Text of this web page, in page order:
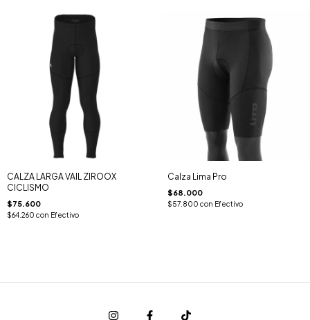
CALZA LARGA VAIL ZIROOX
CICLISMO
$75.600
$64.260 con Efectivo
Calza Lima Pro
$68.000
$57.800 con Efectivo